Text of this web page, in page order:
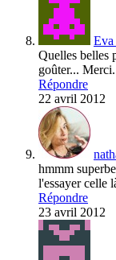
Eva
Quelles belles
goûter...
Répondre
22 avril 2012
hmmm
l'essayer celle
Répondre
23 avril 2012